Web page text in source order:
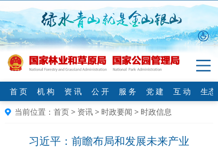
首 页 机 构 资 讯 公 开 服 务 党 建 互 动
生
当前位置： 首页> 资讯> 时政要闻 > 时政信息
习近平：前瞻布局和发展未来产业